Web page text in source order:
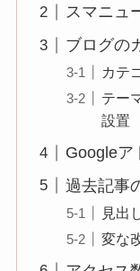
スマニュ
ブログの
カテ
テー
設置
Googleア
過去記事
見出
変な